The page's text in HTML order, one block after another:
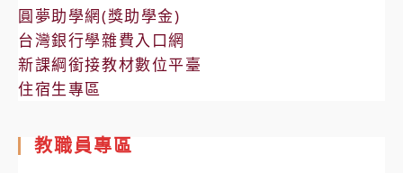
圓夢助學網(獎助學金)
台灣銀行學雜費入口網
新課綱銜接教材數位平臺
住宿生專區
教職員專區